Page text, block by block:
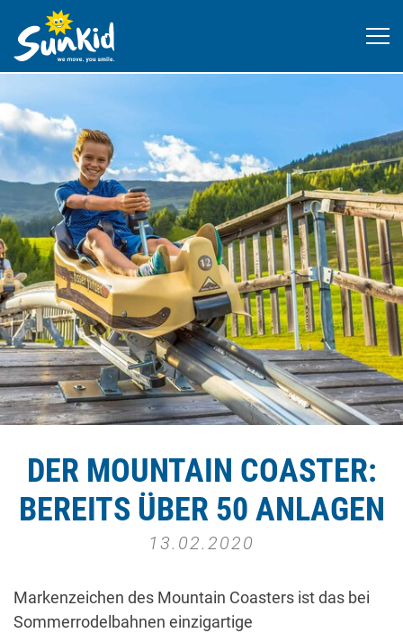
DER MOUNTAIN COASTER:
BEREITS ÜBER 50 ANLAGEN
13.02.2020
Markenzeichen des Mountain Coasters ist das bei
Sommerrodelbahnen einzigartige